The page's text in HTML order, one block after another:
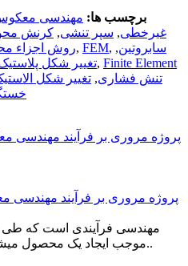
برچسب ها: مهندسی
غیرخطی, سپر تنشی, کرنش
روش اجزاء, FEM, سابروتین,
تغییر شکل, Finite Element
تنش فشاری, تغییر شکل
پروژه مروری بر فرآیند مهندسی
مهندسی فرآیندی است که طی
موجب ایجاد یک محصول می­شود. مهندسی معکوس عکس ای..